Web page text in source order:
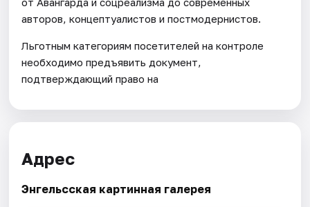
авторов, концептуалистов и постмодернистов.
Льготным категориям посетителей на контроле
необходимо предъявить документ,
подтверждающий право на
Адрес
Энгельсская картинная галерея